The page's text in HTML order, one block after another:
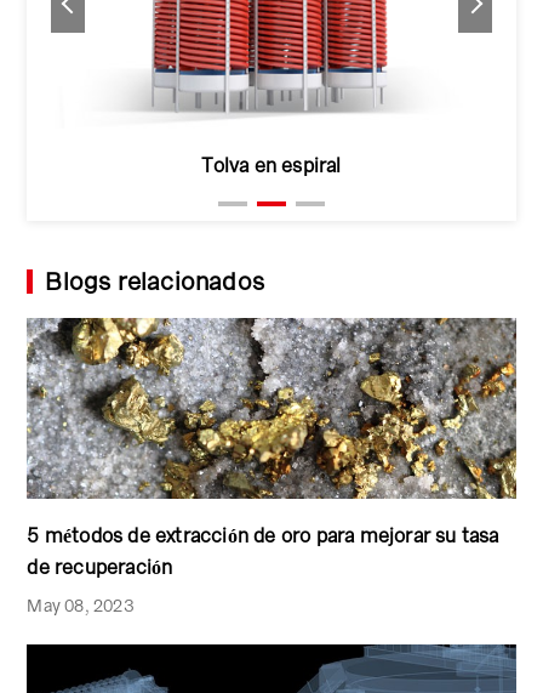
Tolva en espiral
Blogs relacionados
5 métodos de extracción de oro para mejorar su tasa
de recuperación
May 08, 2023